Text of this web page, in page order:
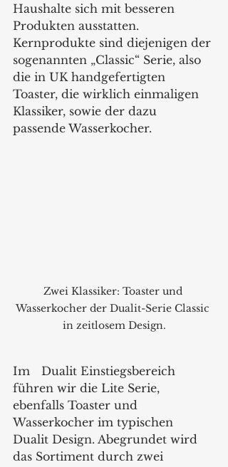
Haushalte sich mit besseren
Produkten ausstatten.
Kernprodukte sind diejenigen der
sogenannten „Classic“ Serie, also
die in UK handgefertigten
Toaster, die wirklich einmaligen
Klassiker, sowie der dazu
passende Wasserkocher.
Zwei Klassiker: Toaster und
Wasserkocher der Dualit-Serie Classic
in zeitlosem Design.
Im 	Dualit Einstiegsbereich
führen wir die Lite Serie,
ebenfalls Toaster und
Wasserkocher im typischen
Dualit Design. Abegrundet wird
das Sortiment durch zwei